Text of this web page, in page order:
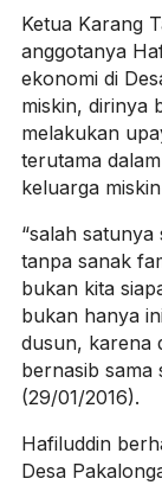
Ketua Karang
anggotanya
ekonomi di
miskin, dirinya
melakukan
terutama
keluarga
“salah
tanpa sanak
bukan kita
bukan hanya
dusun, karena
bernasib
(29/01/2016).
Hafiluddin
Desa